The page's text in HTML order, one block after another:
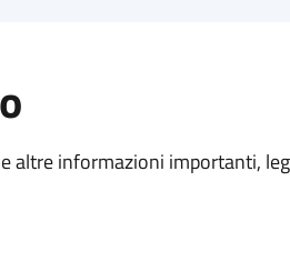
altre informazioni importanti,